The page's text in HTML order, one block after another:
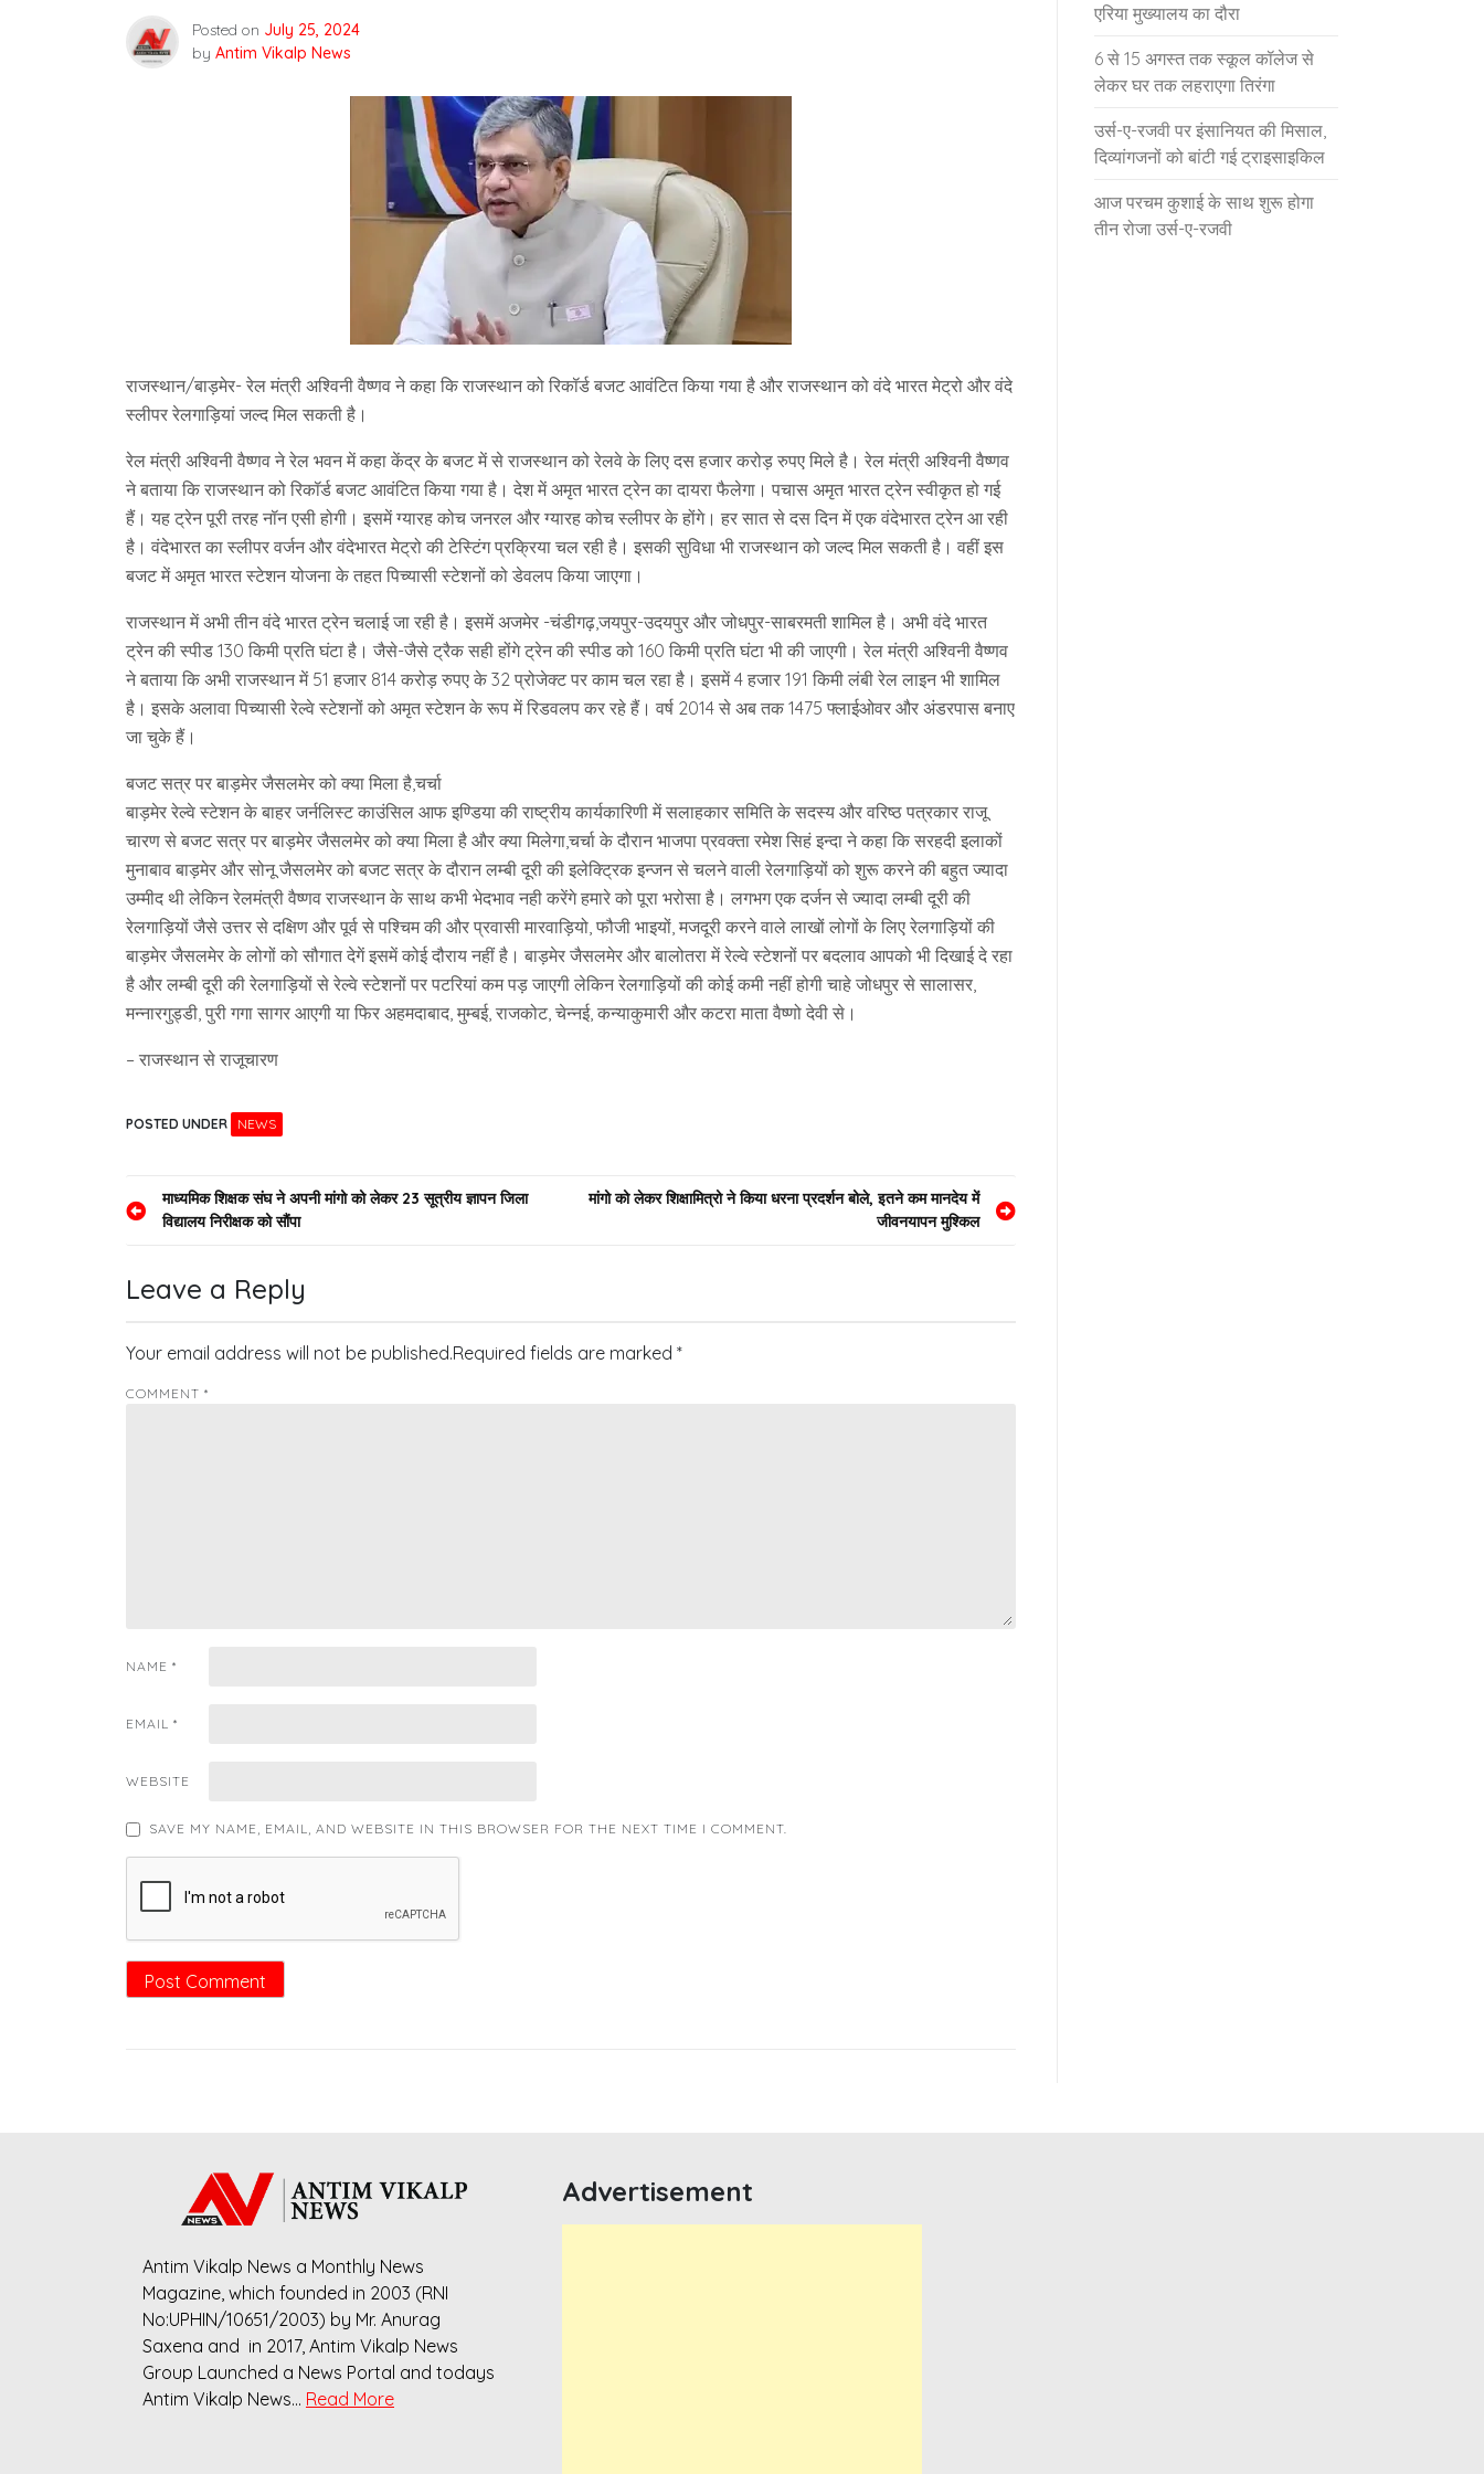
Posted on July 25, 2024
by Antim Vikalp News
राजस्थान/बाड़मेर- रेल मंत्री अश्विनी वैष्णव ने कहा कि राजस्थान को रिकॉर्ड बजट आवंटित किया गया है और राजस्थान को वंदे भारत मेट्रो और वंदे
स्लीपर रेलगाड़ियां जल्द मिल सकती है।
रेल मंत्री अश्विनी वैष्णव ने रेल भवन में कहा केंद्र के बजट में से राजस्थान को रेलवे के लिए दस हजार करोड़ रुपए मिले है। रेल मंत्री अश्विनी वैष्णव
ने बताया कि राजस्थान को रिकॉर्ड बजट आवंटित किया गया है। देश में अमृत भारत ट्रेन का दायरा फैलेगा। पचास अमृत भारत ट्रेन स्वीकृत हो गई
हैं। यह ट्रेन पूरी तरह नॉन एसी होगी। इसमें ग्यारह कोच जनरल और ग्यारह कोच स्लीपर के होंगे। हर सात से दस दिन में एक वंदेभारत ट्रेन आ रही
है। वंदेभारत का स्लीपर वर्जन और वंदेभारत मेट्रो की टेस्टिंग प्रक्रिया चल रही है। इसकी सुविधा भी राजस्थान को जल्द मिल सकती है। वहीं इस
बजट में अमृत भारत स्टेशन योजना के तहत पिच्यासी स्टेशनों को डेवलप किया जाएगा।
राजस्थान में अभी तीन वंदे भारत ट्रेन चलाई जा रही है। इसमें अजमेर -चंडीगढ़,जयपुर-उदयपुर और जोधपुर-साबरमती शामिल है। अभी वंदे भारत
ट्रेन की स्पीड 130 किमी प्रति घंटा है। जैसे-जैसे ट्रैक सही होंगे ट्रेन की स्पीड को 160 किमी प्रति घंटा भी की जाएगी। रेल मंत्री अश्विनी वैष्णव
ने बताया कि अभी राजस्थान में 51 हजार 814 करोड़ रुपए के 32 प्रोजेक्ट पर काम चल रहा है। इसमें 4 हजार 191 किमी लंबी रेल लाइन भी शामिल
है। इसके अलावा पिच्यासी रेल्वे स्टेशनों को अमृत स्टेशन के रूप में रिडवलप कर रहे हैं। वर्ष 2014 से अब तक 1475 फ्लाईओवर और अंडरपास बनाए
जा चुके हैं।
बजट सत्र पर बाड़मेर जैसलमेर को क्या मिला है,चर्चा
बाड़मेर रेल्वे स्टेशन के बाहर जर्नलिस्ट काउंसिल आफ इण्डिया की राष्ट्रीय कार्यकारिणी में सलाहकार समिति के सदस्य और वरिष्ठ पत्रकार राजू
चारण से बजट सत्र पर बाड़मेर जैसलमेर को क्या मिला है और क्या मिलेगा,चर्चा के दौरान भाजपा प्रवक्ता रमेश सिहं इन्दा ने कहा कि सरहदी इलाकों
मुनाबाव बाड़मेर और सोनू जैसलमेर को बजट सत्र के दौरान लम्बी दूरी की इलेक्ट्रिक इन्जन से चलने वाली रेलगाड़ियों को शुरू करने की बहुत ज्यादा
उम्मीद थी लेकिन रेलमंत्री वैष्णव राजस्थान के साथ कभी भेदभाव नही करेंगे हमारे को पूरा भरोसा है। लगभग एक दर्जन से ज्यादा लम्बी दूरी की
रेलगाड़ियों जैसे उत्तर से दक्षिण और पूर्व से पश्चिम की और प्रवासी मारवाड़ियो, फौजी भाइयों, मजदूरी करने वाले लाखों लोगों के लिए रेलगाड़ियों की
बाड़मेर जैसलमेर के लोगों को सौगात देगें इसमें कोई दौराय नहीं है। बाड़मेर जैसलमेर और बालोतरा में रेल्वे स्टेशनों पर बदलाव आपको भी दिखाई दे रहा
है और लम्बी दूरी की रेलगाड़ियों से रेल्वे स्टेशनों पर पटरियां कम पड़ जाएगी लेकिन रेलगाड़ियों की कोई कमी नहीं होगी चाहे जोधपुर से सालासर,
मन्नारगुड्डी, पुरी गगा सागर आएगी या फिर अहमदाबाद, मुम्बई, राजकोट, चेन्नई, कन्याकुमारी और कटरा माता वैष्णो देवी से।
– राजस्थान से राजूचारण
POSTED UNDER NEWS
Postमाध्यमिक शिक्षक संघ ने अपनी मांगो को लेकर 23 सूत्रीय ज्ञापन जिला
विद्यालय निरीक्षक को सौंपा
मांगो को लेकर शिक्षामित्रो ने किया धरना प्रदर्शन बोले, इतने कम मानदेय में
जीवनयापन मुश्किल
Leave a Reply
Your email address will not be published.Required fields are marked *
COMMENT *
NAME *
EMAIL *
WEBSITE
SAVE MY NAME, EMAIL, AND WEBSITE IN THIS BROWSER FOR THE NEXT TIME I COMMENT.
एरिया मुख्यालय का दौरा
6 से 15 अगस्त तक स्कूल कॉलेज से
लेकर घर तक लहराएगा तिरंगा
उर्स-ए-रजवी पर इंसानियत की मिसाल,
दिव्यांगजनों को बांटी गई ट्राइसाइकिल
आज परचम कुशाई के साथ शुरू होगा
तीन रोजा उर्स-ए-रजवी
Antim Vikalp News a Monthly News
Magazine, which founded in 2003 (RNI
No:UPHIN/10651/2003) by Mr. Anurag
Saxena and in 2017, Antim Vikalp News
Group Launched a News Portal and todays
Antim Vikalp News… Read More
Advertisement